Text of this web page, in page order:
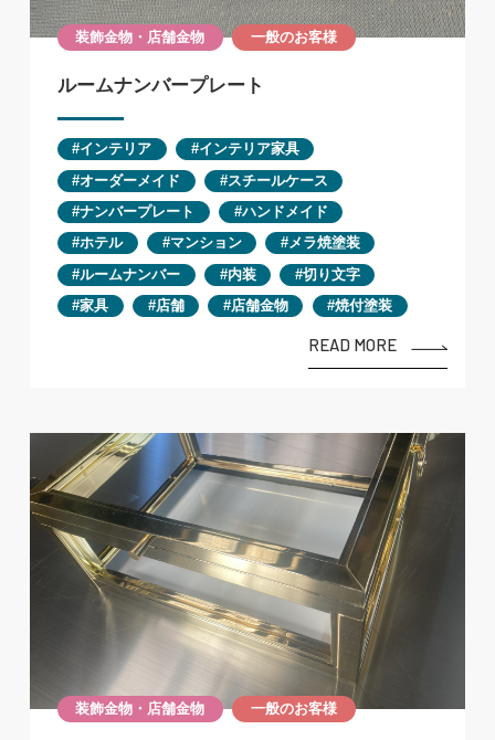
装飾金物・店舗金物 一般のお客様
ルームナンバープレート
インテリア
インテリア家具
オーダーメイド
スチールケース
ナンバープレート
ハンドメイド
ホテル
マンション
メラ焼塗装
ルームナンバー
内装
切り文字
家具
店舗 店舗金物 焼付塗装
READ MORE
装飾金物・店舗金物 一般のお客様